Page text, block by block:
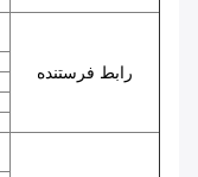
رابط فرستنده